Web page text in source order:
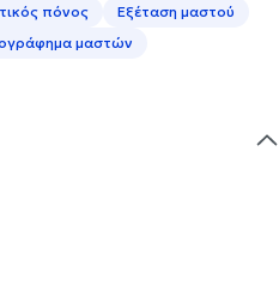
πόνος
Εξέταση μαστού
μαστών